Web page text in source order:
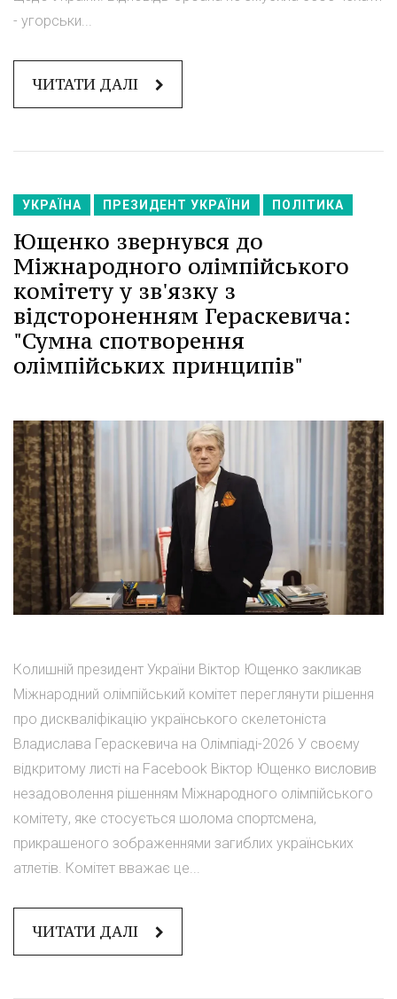
- угорськи...
ЧИТАТИ ДАЛІ
УКРАЇНА ПРЕЗИДЕНТ УКРАЇНИ ПОЛІТИКА
Ющенко звернувся до
Міжнародного олімпійського
комітету у зв'язку з
відстороненням Гераскевича:
"Сумна спотворення
олімпійських принципів"
Колишній президент України Віктор Ющенко закликав
Міжнародний олімпійський комітет переглянути рішення
про дискваліфікацію українського скелетоніста
Владислава Гераскевича на Олімпіаді-2026 У своєму
відкритому листі на Facebook Віктор Ющенко висловив
незадоволення рішенням Міжнародного олімпійського
комітету, яке стосується шолома спортсмена,
прикрашеного зображеннями загиблих українських
атлетів. Комітет вважає це...
ЧИТАТИ ДАЛІ